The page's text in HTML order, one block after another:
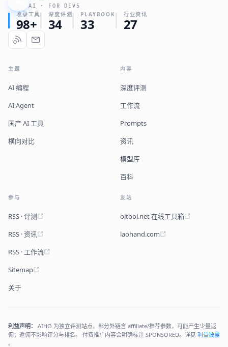
AI · FOR DEVS
收录工具
98+
深度评测
34
PLAYBOOK
33
行业资讯
27
主题
AI 编程
AI Agent
国产 AI 工具
横向对比
内容
深度评测
工作流
Prompts
资讯
模型库
百科
参与
RSS · 评测
RSS · 资讯
RSS · 工作流
Sitemap
关于
友站
oltool.net 在线工具箱
laohand.com
利益声明：
AIHO 为独立评测站点。部分外链含 affiliate/推荐参数，可能产生少量返
佣；返佣不影响评分与排名。 付费推广内容会明确标注 SPONSORED。详见 利益披露
。